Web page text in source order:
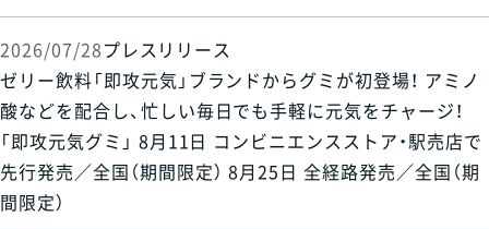
2026/07/28プレスリリース
ゼリー飲料「即攻元気」ブランドからグミが初登場！ アミノ
酸などを配合し、忙しい毎日でも手軽に元気をチャージ！
「即攻元気グミ」 8月11日 コンビニエンスストア・駅売店で
先行発売／全国（期間限定） 8月25日 全経路発売／全国（期
間限定）